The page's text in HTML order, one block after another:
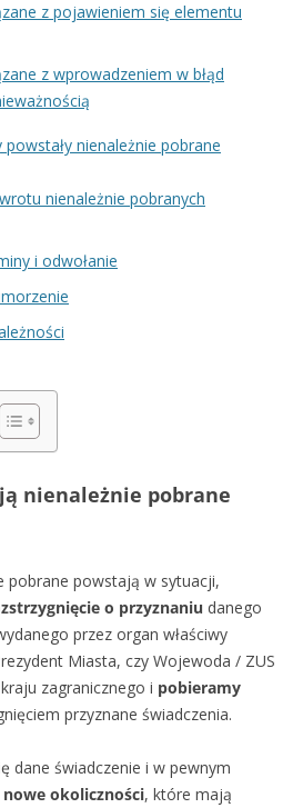
z pojawieniem się elementu
z wprowadzeniem w błąd
nienależnie pobrane
nienależnie pobranych
i odwołanie
nienależnie pobrane
pobrane powstają w sytuacji,
o przyznaniu danego
przez organ właściwy
Miasta, czy Wojewoda / ZUS
zagranicznego i pobieramy
przyznane świadczenia.
dane świadczenie i w pewnym
okoliczności, które mają